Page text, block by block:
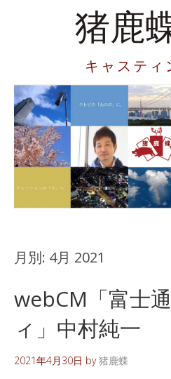
猪鹿
キャスティ
月別: 4月 2021
webCM「富士
ィ」中村純一
2021年4月30日 by猪鹿蝶